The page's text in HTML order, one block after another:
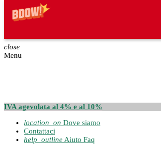
close
Menu
IVA agevolata al 4% e al 10%
location_on Dove siamo
Contattaci
help_outline Aiuto Faq